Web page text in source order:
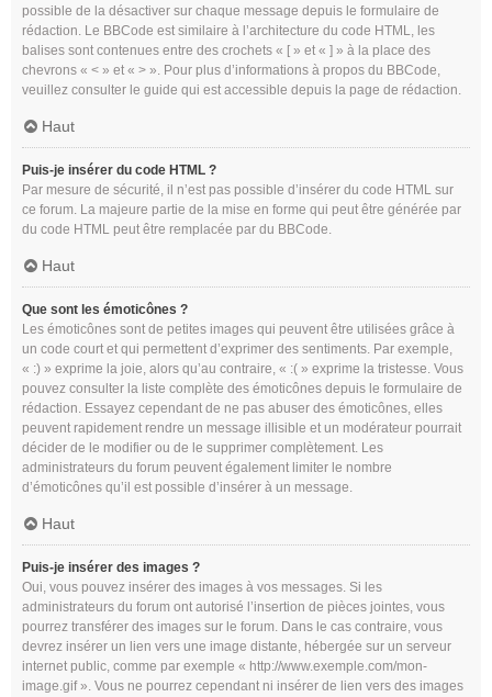
possible de la désactiver sur chaque message depuis le formulaire de
rédaction. Le BBCode est similaire à l’architecture du code HTML, les
balises sont contenues entre des crochets « [ » et « ] » à la place des
chevrons « < » et « > ». Pour plus d’informations à propos du BBCode,
veuillez consulter le guide qui est accessible depuis la page de rédaction.
Haut
Puis-je insérer du code HTML ?
Par mesure de sécurité, il n’est pas possible d’insérer du code HTML sur
ce forum. La majeure partie de la mise en forme qui peut être générée par
du code HTML peut être remplacée par du BBCode.
Haut
Que sont les émoticônes ?
Les émoticônes sont de petites images qui peuvent être utilisées grâce à
un code court et qui permettent d’exprimer des sentiments. Par exemple,
« :) » exprime la joie, alors qu’au contraire, « :( » exprime la tristesse. Vous
pouvez consulter la liste complète des émoticônes depuis le formulaire de
rédaction. Essayez cependant de ne pas abuser des émoticônes, elles
peuvent rapidement rendre un message illisible et un modérateur pourrait
décider de le modifier ou de le supprimer complètement. Les
administrateurs du forum peuvent également limiter le nombre
d’émoticônes qu’il est possible d’insérer à un message.
Haut
Puis-je insérer des images ?
Oui, vous pouvez insérer des images à vos messages. Si les
administrateurs du forum ont autorisé l’insertion de pièces jointes, vous
pourrez transférer des images sur le forum. Dans le cas contraire, vous
devrez insérer un lien vers une image distante, hébergée sur un serveur
internet public, comme par exemple « http://www.exemple.com/mon-
image.gif ». Vous ne pourrez cependant ni insérer de lien vers des images